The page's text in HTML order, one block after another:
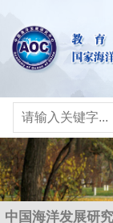
中国海洋发展研